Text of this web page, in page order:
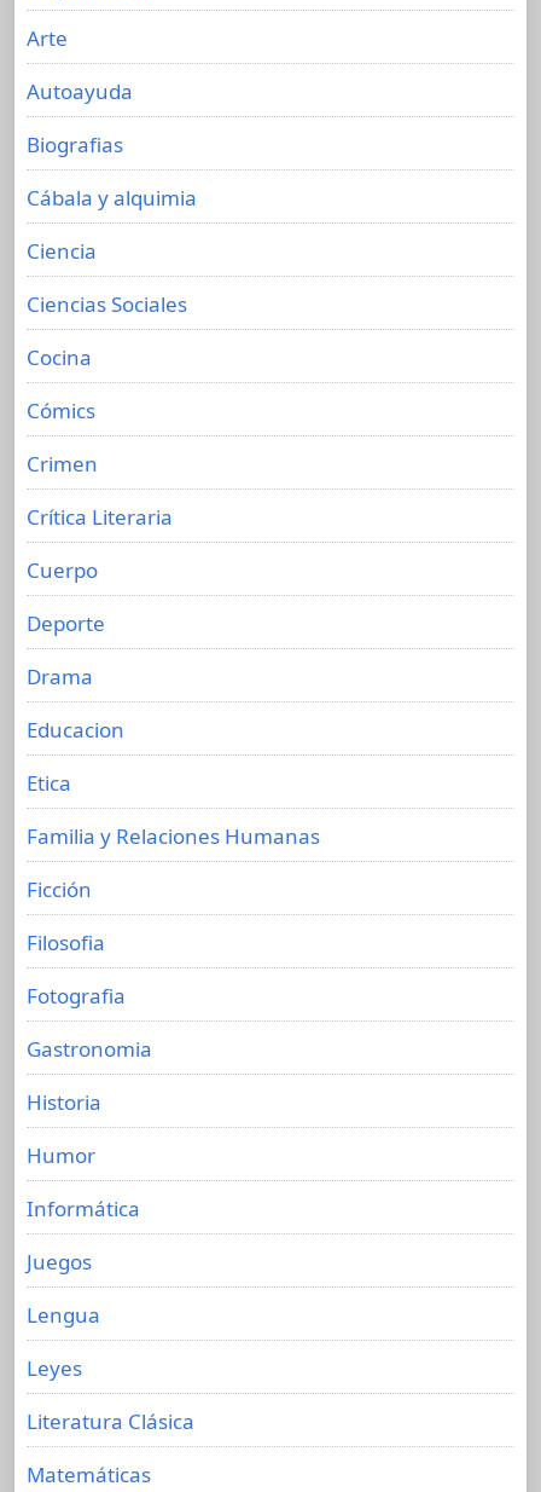
Arte
Autoayuda
Biografias
Cábala y alquimia
Ciencia
Ciencias Sociales
Cocina
Cómics
Crimen
Crítica Literaria
Cuerpo
Deporte
Drama
Educacion
Etica
Familia y Relaciones Humanas
Ficción
Filosofia
Fotografia
Gastronomia
Historia
Humor
Informática
Juegos
Lengua
Leyes
Literatura Clásica
Matemáticas